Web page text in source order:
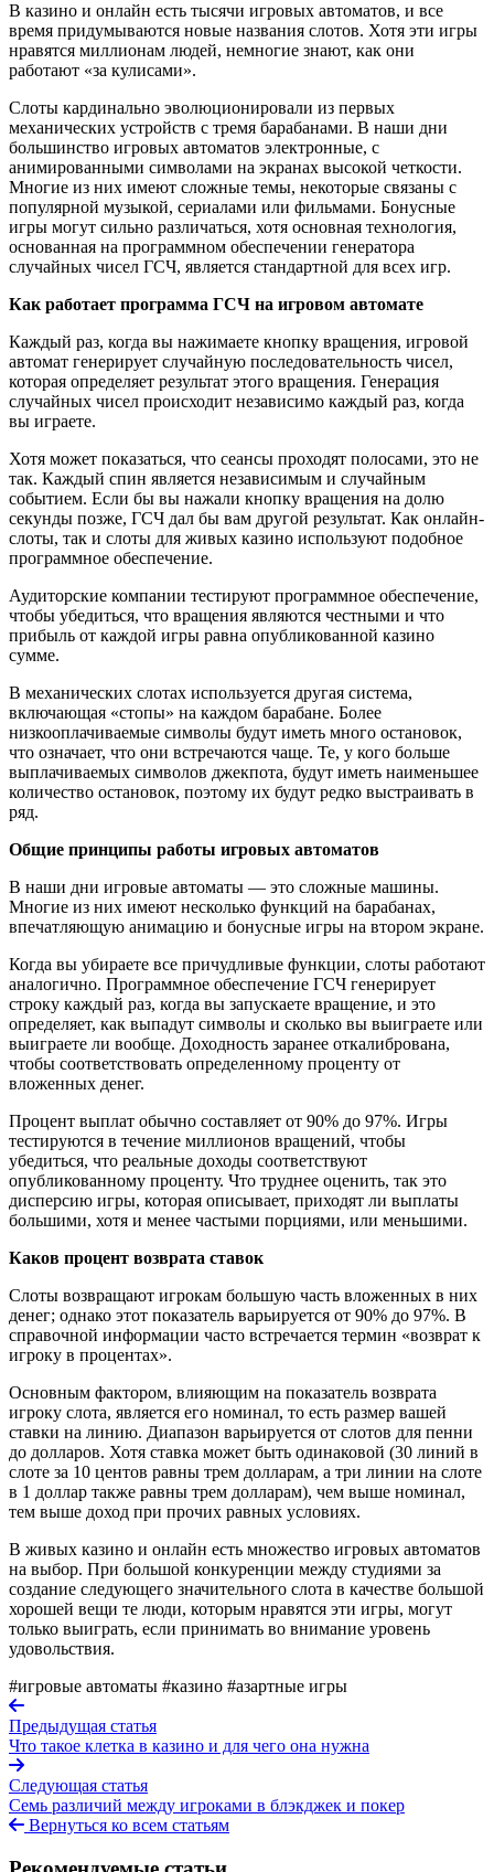
В казино и онлайн есть тысячи игровых автоматов, и все
время придумываются новые названия слотов. Хотя эти игры
нравятся миллионам людей, немногие знают, как они
работают «за кулисами».
Слоты кардинально эволюционировали из первых
механических устройств с тремя барабанами. В наши дни
большинство игровых автоматов электронные, с
анимированными символами на экранах высокой четкости.
Многие из них имеют сложные темы, некоторые связаны с
популярной музыкой, сериалами или фильмами. Бонусные
игры могут сильно различаться, хотя основная технология,
основанная на программном обеспечении генератора
случайных чисел ГСЧ, является стандартной для всех игр.
Как работает программа ГСЧ на игровом автомате
Каждый раз, когда вы нажимаете кнопку вращения, игровой
автомат генерирует случайную последовательность чисел,
которая определяет результат этого вращения. Генерация
случайных чисел происходит независимо каждый раз, когда
вы играете.
Хотя может показаться, что сеансы проходят полосами, это не
так. Каждый спин является независимым и случайным
событием. Если бы вы нажали кнопку вращения на долю
секунды позже, ГСЧ дал бы вам другой результат. Как онлайн-
слоты, так и слоты для живых казино используют подобное
программное обеспечение.
Аудиторские компании тестируют программное обеспечение,
чтобы убедиться, что вращения являются честными и что
прибыль от каждой игры равна опубликованной казино
сумме.
В механических слотах используется другая система,
включающая «стопы» на каждом барабане. Более
низкооплачиваемые символы будут иметь много остановок,
что означает, что они встречаются чаще. Те, у кого больше
выплачиваемых символов джекпота, будут иметь наименьшее
количество остановок, поэтому их будут редко выстраивать в
ряд.
Общие принципы работы игровых автоматов
В наши дни игровые автоматы — это сложные машины.
Многие из них имеют несколько функций на барабанах,
впечатляющую анимацию и бонусные игры на втором экране.
Когда вы убираете все причудливые функции, слоты работают
аналогично. Программное обеспечение ГСЧ генерирует
строку каждый раз, когда вы запускаете вращение, и это
определяет, как выпадут символы и сколько вы выиграете или
выиграете ли вообще. Доходность заранее откалибрована,
чтобы соответствовать определенному проценту от
вложенных денег.
Процент выплат обычно составляет от 90% до 97%. Игры
тестируются в течение миллионов вращений, чтобы
убедиться, что реальные доходы соответствуют
опубликованному проценту. Что труднее оценить, так это
дисперсию игры, которая описывает, приходят ли выплаты
большими, хотя и менее частыми порциями, или меньшими.
Каков процент возврата ставок
Слоты возвращают игрокам большую часть вложенных в них
денег; однако этот показатель варьируется от 90% до 97%. В
справочной информации часто встречается термин «возврат к
игроку в процентах».
Основным фактором, влияющим на показатель возврата
игроку слота, является его номинал, то есть размер вашей
ставки на линию. Диапазон варьируется от слотов для пенни
до долларов. Хотя ставка может быть одинаковой (30 линий в
слоте за 10 центов равны трем долларам, а три линии на слоте
в 1 доллар также равны трем долларам), чем выше номинал,
тем выше доход при прочих равных условиях.
В живых казино и онлайн есть множество игровых автоматов
на выбор. При большой конкуренции между студиями за
создание следующего значительного слота в качестве большой
хорошей вещи те люди, которым нравятся эти игры, могут
только выиграть, если принимать во внимание уровень
удовольствия.
#игровые автоматы #казино #азартные игры
Предыдущая статья
Что такое клетка в казино и для чего она нужна
Следующая статья
Семь различий между игроками в блэкджек и покер
Вернуться ко всем статьям